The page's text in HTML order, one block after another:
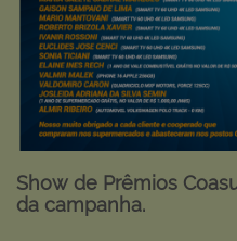
Show de Prêmios
da campanha.